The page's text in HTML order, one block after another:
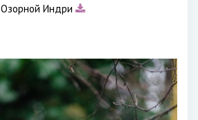
Озорной Индри